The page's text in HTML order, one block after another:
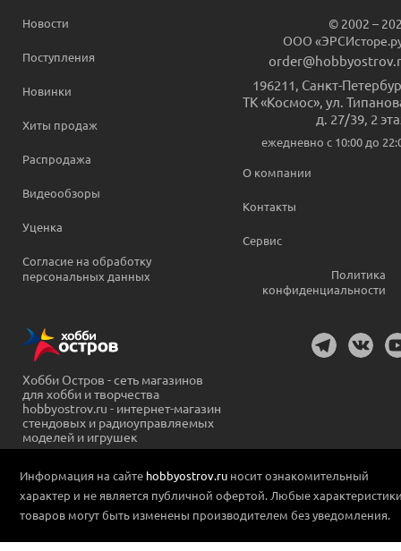
Новости
Поступления
Новинки
Хиты продаж
Распродажа
Видеообзоры
Уценка
Согласие на обработку
персональных данных
© 2002 –
ООО
196211 Санкт-
ТК «Космос», ул.
д. 27/39, 2
ежедневно c 10:00 до
О компании
Контакты
Сервис
Политика
конфиденциальности
Хобби Остров - сеть магазинов
для хобби и творчества
hobbyostrov.ru - интернет-магазин
стендовых и радиоуправляемых
моделей и игрушек
Информация на сайте hobbyostrov.ru носит ознакомительный
характер и не является публичной офертой. Любые
товаров могут быть изменены производителем без уведомления.